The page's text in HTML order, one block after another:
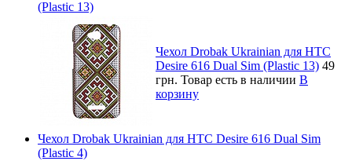
(Plastic 13)
Чехол Drobak Ukrainian для HTC
Desire 616 Dual Sim (Plastic 13) 49
грн. Товар есть в наличии В
корзину
Чехол Drobak Ukrainian для HTC Desire 616 Dual Sim
(Plastic 4)